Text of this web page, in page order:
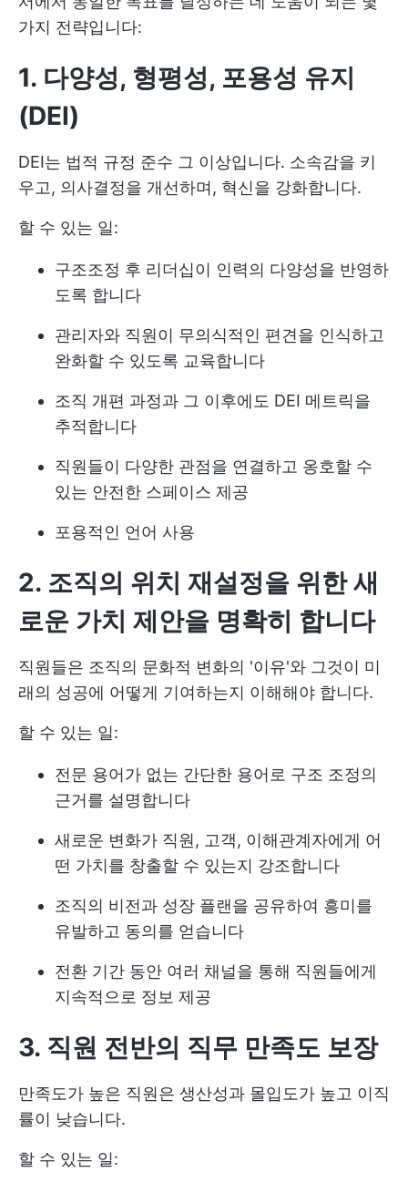
가지 전략입니다:
1. 다양성, 형평성, 포용성 유지
(DEI)
DEI는 법적 규정 준수 그 이상입니다. 소속감을 키
우고, 의사결정을 개선하며, 혁신을 강화합니다.
할 수 있는 일:
구조조정 후 리더십이 인력의 다양성을 반영하
도록 합니다
관리자와 직원이 무의식적인 편견을 인식하고
완화할 수 있도록 교육합니다
조직 개편 과정과 그 이후에도 DEI 메트릭을
추적합니다
직원들이 다양한 관점을 연결하고 옹호할 수
있는 안전한 스페이스 제공
포용적인 언어 사용
2. 조직의 위치 재설정을 위한 새
로운 가치 제안을 명확히 합니다
직원들은 조직의 문화적 변화의 '이유'와 그것이 미
래의 성공에 어떻게 기여하는지 이해해야 합니다.
할 수 있는 일:
전문 용어가 없는 간단한 용어로 구조 조정의
근거를 설명합니다
새로운 변화가 직원, 고객, 이해관계자에게 어
떤 가치를 창출할 수 있는지 강조합니다
조직의 비전과 성장 플랜을 공유하여 흥미를
유발하고 동의를 얻습니다
전환 기간 동안 여러 채널을 통해 직원들에게
지속적으로 정보 제공
3. 직원 전반의 직무 만족도 보장
만족도가 높은 직원은 생산성과 몰입도가 높고 이직
률이 낮습니다.
할 수 있는 일: